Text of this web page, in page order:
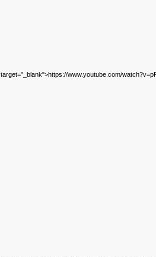
target="_blank">https://www.youtube.com/